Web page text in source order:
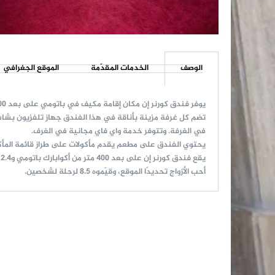
الوصف الخدمات المقدّمة الموقع الجغرافي
يوفر فندق كورنر إن مكان إقامة مكيف في باتومي على بعد 300 متر فقط من الواجهة البحرية. كما يحتوي الفندق على تراس مع إطلالات على البحر، ويمكن للضيوف الاستمتاع بتناول وجبة في المطعم.
تضم كل غرفة مزينة بأناقة في هذا الفندق جهاز تلفزيون
في الغرفة. وتتوفر خدمة واي فاي مجانية في الغرف.
يحتوي الفندق على مطعم يقدم مأكولات على طراز قائمة
يقع فندق كورنر إن على بعد 400 متر من أكوابارك باتومي و2.4 كم من دولفيناريوم. ويبعد مسافة 4 كم عن مطار باتومي الدولي الأقرب.
أحب الأزواج تحديدًا الموقع، وقيّموه 8.5 لرحلة لشخصين.